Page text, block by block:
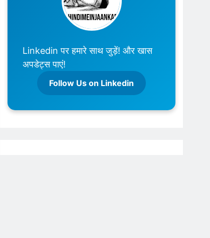
Linkedin पर हमारे साथ जुड़ें! और खास
अपडेट्स पाएं!
Follow Us on Linkedin